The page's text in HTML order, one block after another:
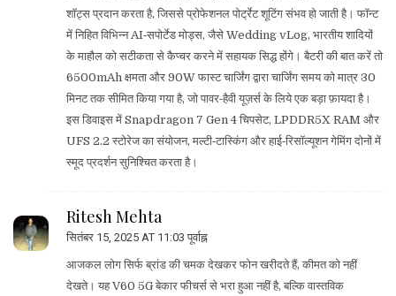
शॉट्स प्रदान करता है, जिससे प्रोफेशनल पोर्ट्रेट शूटिंग संभव हो जाती है। फॉन्ट
में निहित विभिन्न AI‑सपोर्टेड मोड्स, जैसे Wedding vLog, भारतीय शादियों
के माहौल को सटीकता से कैप्चर करने में सहायक सिद्ध होंगे। बैटरी की बात करें तो
6500mAh क्षमता और 90W फास्ट चार्जिंग द्वारा चार्जिंग समय को मात्र 30
मिनट तक सीमित किया गया है, जो पावर‑हैवी यूज़र्स के लिये एक बड़ा फ़ायदा है।
इस डिवाइस में Snapdragon 7 Gen 4 चिपसेट, LPDDR5X RAM और
UFS 2.2 स्टोरेज का संयोजन, मल्टी‑टास्किंग और हाई‑रिसॉल्यूशन गेमिंग दोनों में
स्मूद प्रदर्शन सुनिश्चित करता है।
Ritesh Mehta
सितंबर 15, 2025 AT 11:03 पूर्वाह्न
आजकल लोग सिर्फ ब्रांड की चमक देखकर फोन खरीदते हैं, कीमत को नहीं
देखते। यह V60 5G बेकार फीचर्स से भरा हुआ नहीं है, बल्कि वास्तविक